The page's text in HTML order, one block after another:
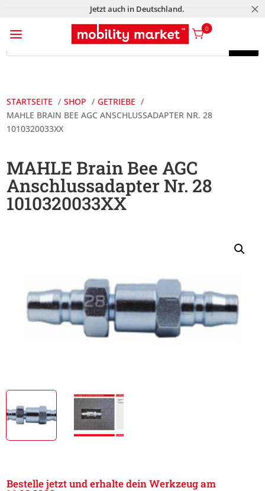
Jetzt auch in Deutschland. M
a 0
Products
Products
STARTSEITE SHOP
GETRIEBE
MAHLE BRAIN BEE AGC ANSCHLUSSADAPTER NR. 28
1010320033XX
MAHLE Brain Bee AGC
Anschlussadapter Nr. 28
1010320033XX
Bestelle jetzt und erhalte dein Werkzeug am